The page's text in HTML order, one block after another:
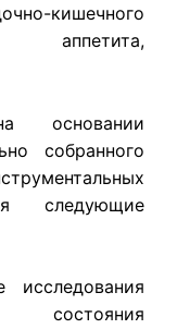
кишечного
основании
собранного
следующие
исследования
состояния